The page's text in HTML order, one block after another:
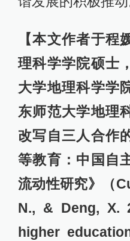
【本文作者于程
理科学学院硕士
大学地理科学学
东师范大学地理
改写自三人合作
等教育：中国自
流动性研究》（
N., & Deng, X.
higher